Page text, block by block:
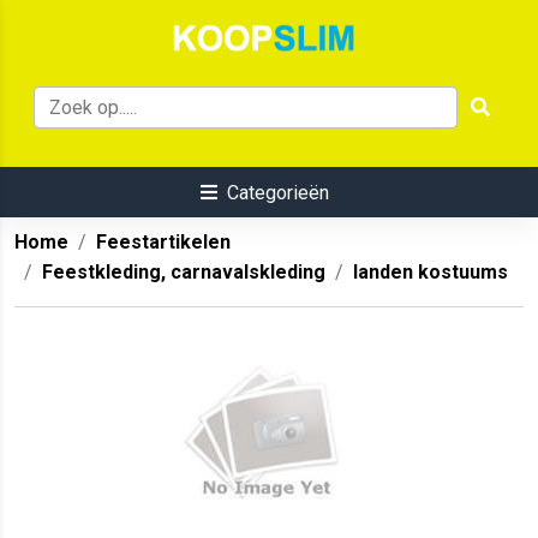
Categorieën
Home
Feestartikelen
Feestkleding, carnavalskleding
landen kostuums